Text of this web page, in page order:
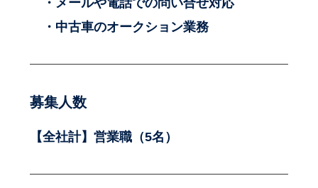
・メールや電話での問い合せ対応
・中古車のオークション業務
募集人数
【全社計】営業職（5名）